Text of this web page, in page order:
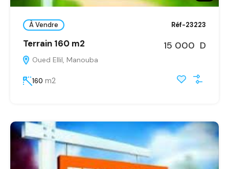
À Vendre Réf-23223
Terrain 160 m2
Oued Ellil, Manouba
15 000 D
160 m2